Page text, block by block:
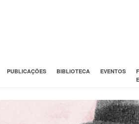
PUBLICAÇÕES BIBLIOTECA EVENTOS